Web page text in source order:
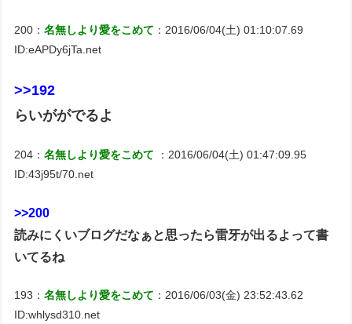
200：名無しより愛をこめて ：2016/06/04(土) 01:10:07.69
ID:eAPDy6jTa.net
>>192
らいががでるよ
204：名無しより愛をこめて
：2016/06/04(土) 01:47:09.95
ID:43j95t/70.net
>>200
読みにくいブログだなぁと思ったら雷牙が出るよって書
いてるね
193：名無しより愛をこめて ：2016/06/03(金) 23:52:43.62
ID:whlysd310.net